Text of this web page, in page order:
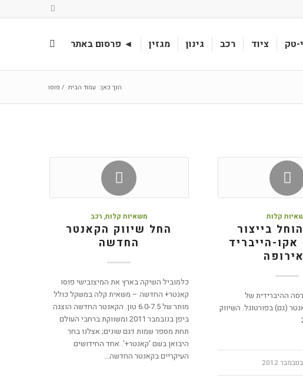
טק ציוד רכב גינון מגזין ◄ פרסום באתר
הנך כאן: עמוד הבית / פוסו
קלות
בייצור
הייבריד
ההיברידית של
(גם) בפורטוגל. השיווק
משאיות קלות, רכב
החל שיווק הקאנטר
החדשה
כלמוביל השיקה בארץ את המיצובישי פוסו
קאנטר+ החדשה – משאית קלה במשקל כולל
מותר של 6.0-7.5 טון. הקאנטר החדשה הוצגה
ביפן בנובמבר 2011 ומשווקת ברחבי העולם
תחת מספר שמות דגם שונים; אצלנו בחר
היבואן בשם 'קאנטר+'. אחד החידושים
העיקריים בקאנטר החדשה…